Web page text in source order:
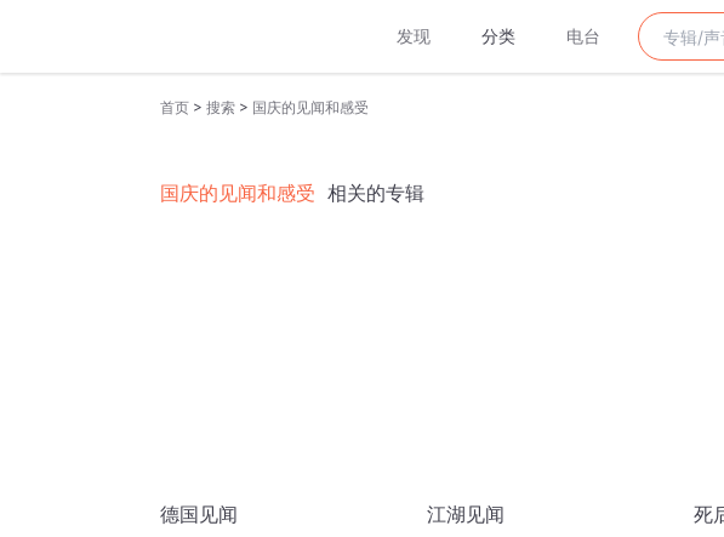
发现 分类 电台
首页 > 搜索 > 国庆的见闻和感受
国庆的见闻和感受 相关的专辑
德国见闻 江湖见闻 死